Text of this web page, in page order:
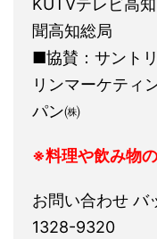
KUTVテレビ高
聞高知総局
■協賛：サント
リンマーケティ
パン㈱
※料理や飲み物
お問い合わせ バ
1328-9320